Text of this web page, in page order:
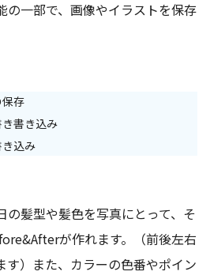
の一部で、画像やイラストを保存
存
書き込み
込み
の髪型や髪色を写真にとって、そ
が作れます。（前後左右
す）また、カラーの色番やポイン